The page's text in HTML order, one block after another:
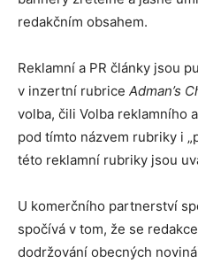
redakčním obsahem.
Reklamní a PR články jsou
v inzertní rubrice Adman’s
volba, čili Volba reklamního
pod tímto názvem rubriky i
této reklamní rubriky jsou
U komerčního partnerství
spočívá v tom, že se
dodržování obecných